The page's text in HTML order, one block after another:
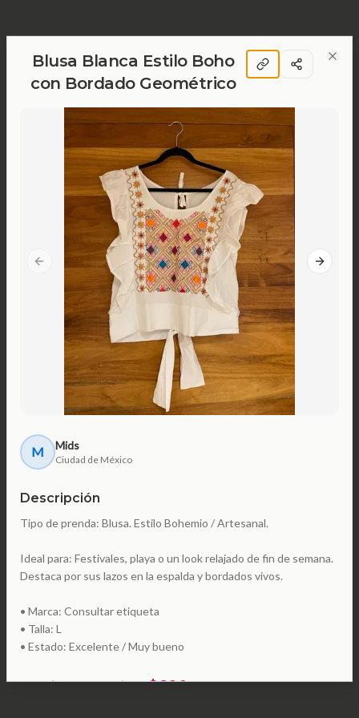
Blusa Blanca Estilo Boho
con Bordado Geométrico
Previous slide Next
M Mids
Ciudad de México
Descripción
Tipo de prenda: Blusa. Estilo Bohemio / Artesanal.
Ideal para: Festivales, playa o un look relajado de fin de semana.
Destaca por sus lazos en la espalda y bordados vivos.
• Marca: Consultar etiqueta
• Talla: L
• Estado: Excelente / Muy bueno
precio pretendido: $600